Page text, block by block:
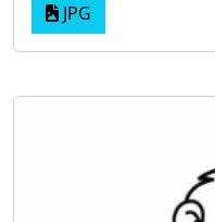
JPG